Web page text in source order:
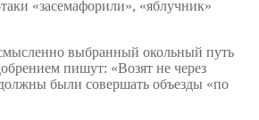
«засемафорили», «яблучник»
выбранный окольный путь
пишут: «Возят не через
должны были совершать объезды «по